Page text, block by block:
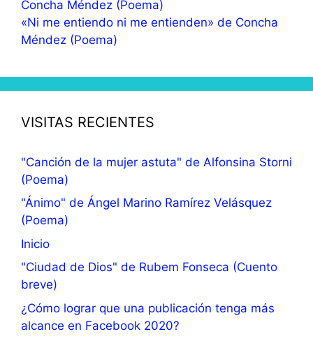
«Ni me entiendo ni me entienden» de Concha
Méndez (Poema)
VISITAS RECIENTES
"Canción de la mujer astuta" de Alfonsina Storni
(Poema)
"Ánimo" de Ángel Marino Ramírez Velásquez
(Poema)
Inicio
"Ciudad de Dios" de Rubem Fonseca (Cuento
breve)
¿Cómo lograr que una publicación tenga más
alcance en Facebook 2020?